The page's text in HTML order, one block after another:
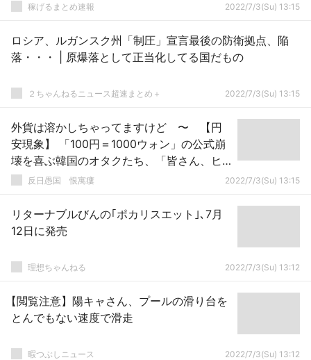
稼げるまとめ速報 2022/7/3(Su) 13:15
ロシア、ルガンスク州「制圧」宣言最後の防衛拠点、陥
落・・・ | 原爆落として正当化してる国だもの
２ちゃんねるニュース超速まとめ＋ 2022/7/3(Su) 13:15
外貨は溶かしちゃってますけど 〜 【円
安現象】 「100円＝1000ウォン」の公式崩
壊を喜ぶ韓国のオタクたち、「皆さん、ヒ
サシブリ！」
反日愚国 恨寓瘻 2022/7/3(Su) 13:15
リターナブルびんの｢ポカリスエット｣､7月
12日に発売
理想ちゃんねる 2022/7/3(Su) 13:12
【閲覧注意】陽キャさん、プールの滑り台を
とんでもない速度で滑走
暇つぶしニュース 2022/7/3(Su) 13:12